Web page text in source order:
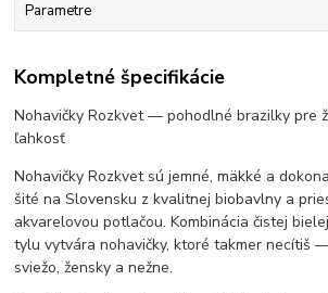
Parametre
Kompletné špecifikácie
Nohavičky Rozkvet — pohodlné brazilky pre
ľahkosť
Nohavičky Rozkvet sú jemné, mäkké a
šité na Slovensku z kvalitnej biobavlny a
akvarelovou potlačou. Kombinácia čistej
tylu vytvára nohavičky, ktoré takmer necítiš
sviežo, žensky a nežne.